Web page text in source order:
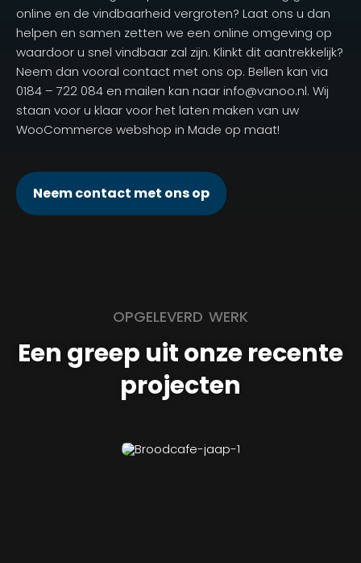
online en de vindbaarheid vergroten? Laat ons u dan
helpen en samen zetten we een online omgeving op
waardoor u snel vindbaar zal zijn. Klinkt dit aantrekkelijk?
Neem dan vooral contact met ons op. Bellen kan via
0184 – 722 084 en mailen kan naar info@vanoo.nl. Wij
staan voor u klaar voor het laten maken van uw
WooCommerce webshop in Made op maat!
Neem contact met ons op
OPGELEVERD WERK
Een greep uit onze recente
projecten